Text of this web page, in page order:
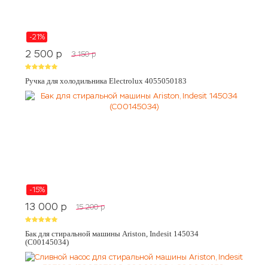
-21%
2 500 p 3 150 p
Ручка для холодильника Electrolux 4055050183
-15%
13 000 p 15 200 p
Бак для стиральной машины Ariston, Indesit 145034
(C00145034)